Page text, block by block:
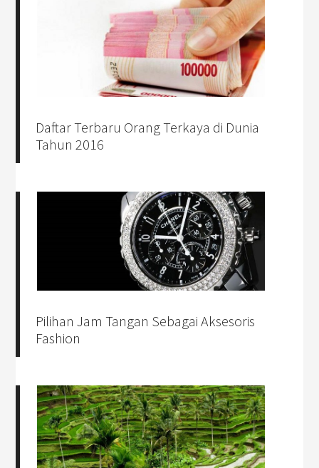
Daftar Terbaru Orang Terkaya di Dunia
Tahun 2016
Pilihan Jam Tangan Sebagai Aksesoris
Fashion